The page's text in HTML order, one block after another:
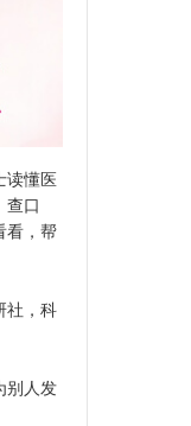
读懂医
查口
看，帮
社，科
别人发